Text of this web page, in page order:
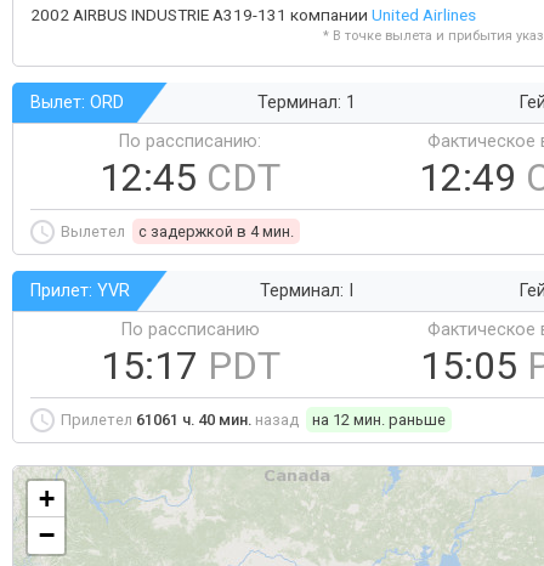
2002 AIRBUS INDUSTRIE A319-131 компании United Airlines
* В точке вылета и прибытия
Вылет: ORD Терминал: 1
По рассписанию:
12:45 CDT
Фактическое
12:49
Вылетел c задержкой в 4 мин.
Прилет: YVR Терминал: I
По рассписанию
15:17 PDT
Фактическое
15:05
Прилетел 61061 ч. 40 мин. назад на 12 мин. раньше
+
−